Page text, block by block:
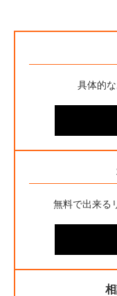
具体的
無料で出来る